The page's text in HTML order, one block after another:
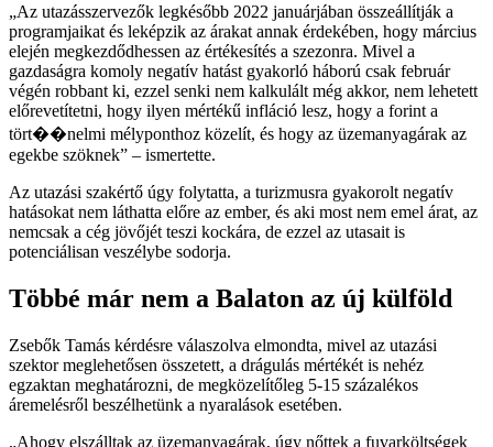
Az utazásszervezők legkésőbb 2022 januárjában összeállítják a
programjaikat és leképzik az árakat annak érdekében, hogy március
elején megkezdődhessen az értékesítés a szezonra. Mivel a
gazdaságra komoly negatív hatást gyakorló háború csak február
végén robbant ki, ezzel senki nem kalkulált még akkor, nem lehetett
előrevetítetni, hogy ilyen mértékű infláció lesz, hogy a forint a
tört��nelmi mélyponthoz közelít, és hogy az üzemanyagárak az
egekbe szöknek
– ismertette.
Az utazási szakértő úgy folytatta, a turizmusra gyakorolt negatív
hatásokat nem láthatta előre az ember, és aki most nem emel árat, az
nemcsak a cég jövőjét teszi kockára, de ezzel az utasait is
potenciálisan veszélybe sodorja.
Többé már nem a Balaton az új külföld
Zsebők Tamás kérdésre válaszolva elmondta, mivel az utazási
szektor meglehetősen összetett, a drágulás mértékét is nehéz
egzaktan meghatározni, de megközelítőleg 5-15 százalékos
áremelésről beszélhetünk a nyaralások esetében.
Ahogy elszálltak az üzemanyagárak, úgy nőttek a fuvarköltségek